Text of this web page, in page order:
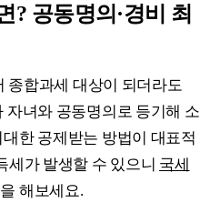
? 공동명의·경비 최
종합과세 대상이 되더라도
자녀와 공동명의로 등기해 소
한 공제받는 방법이 대표적
세가 발생할 수 있으니 국세
해보세요.